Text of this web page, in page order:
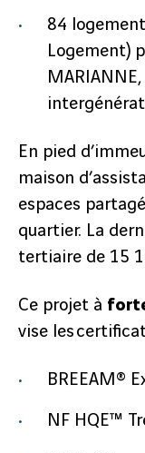
84
Logement)
En pied
maison
espaces
quartier. La
tertiaire de 15
Ce projet à
vise les
BREEAM®
NF HQE™